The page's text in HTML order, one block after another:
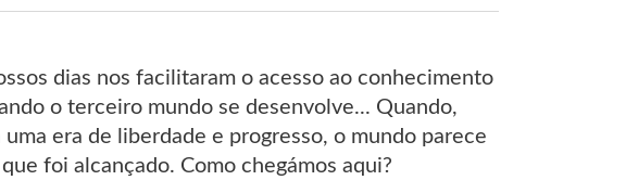
dias nos facilitaram o acesso ao conhecimento
o terceiro mundo se desenvolve... Quando,
era de liberdade e progresso, o mundo parece
foi alcançado. Como chegámos aqui?